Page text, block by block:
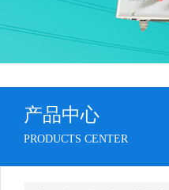
产品中心
PRODUCTS CENTER